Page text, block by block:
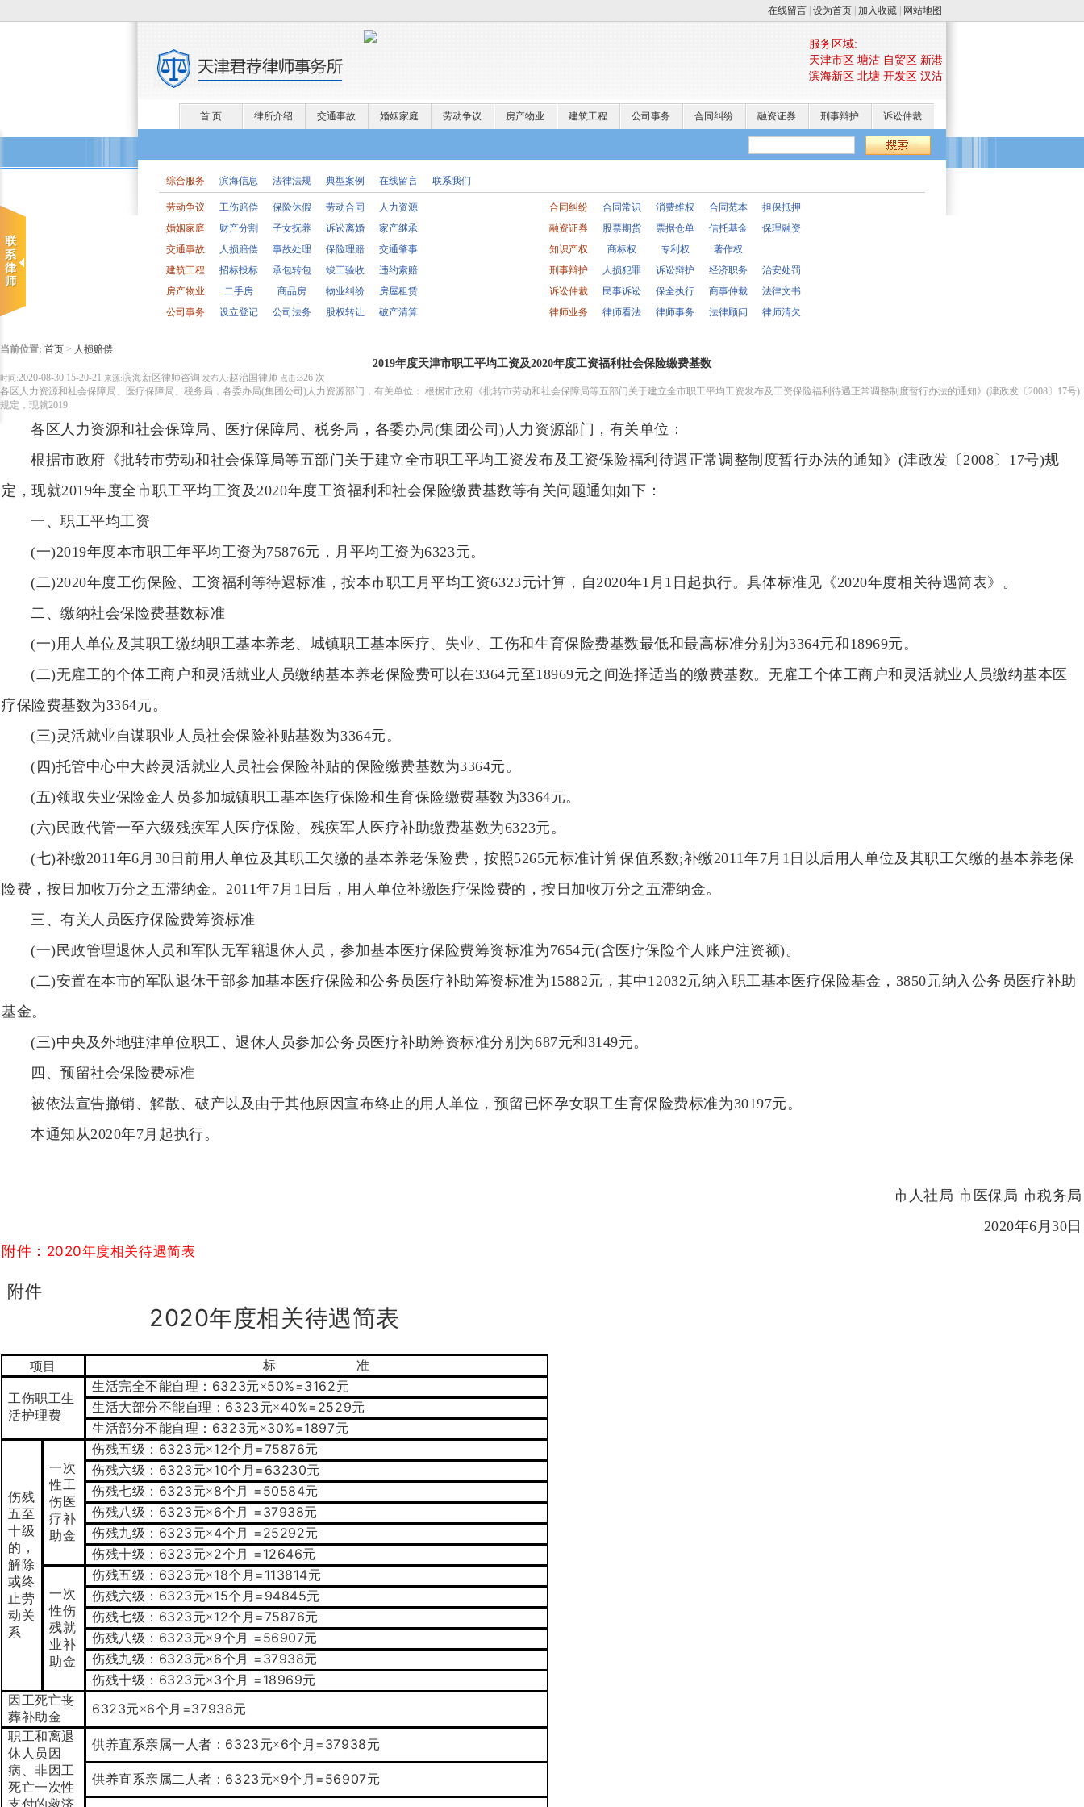
在线留言 设为首页 加入收藏 网站地图
服务区域:
天津市区 塘沽 自贸区 新港
滨海新区 北塘 开发区 汉沽
首 页 律所介绍 交通事故 婚姻家庭 劳动争议 房产物业 建筑工程 公司事务 合同纠纷 融资证券 刑事辩护 诉讼仲裁
综合服务 滨海信息 法律法规 典型案例 在线留言 联系我们
劳动争议 工伤赔偿 保险休假 劳动合同
人力资源
婚姻家庭
财产分割 子女抚养 诉讼离婚
家产继承
交通事故
人损赔偿 事故处理 保险理赔
交通肇事
建筑工程
招标投标 承包转包 竣工验收
违约索赔
房产物业
二手房 商品房 物业纠纷
房屋租赁
公司事务
设立登记 公司法务 股权转让 破产清算
合同纠纷 合同常识 消费维权 合同范本
担保抵押
融资证券
股票期货 票据仓单 信托基金
保理融资
知识产权
商标权 专利权
著作权
刑事辩护
人损犯罪 诉讼辩护 经济职务
治安处罚
诉讼仲裁
民事诉讼 保全执行 商事仲裁
法律文书
律师业务
律师看法 律师事务 法律顾问 律师清欠
当前位置: 首页 > 人损赔偿
2019年度天津市职工平均工资及2020年度工资福利社会保险缴费基数
时间:2020-08-30 15-20-21 来源:滨海新区律师咨询 发布人:赵治国律师 点击:326 次
各区人力资源和社会保障局、医疗保障局、税务局，各委办局(集团公司)人力资源部门，有关单位： 根据市政府《批转市劳动和社会保障局等五部门关于建立全市职工平均工资发布及工资保险福利待遇正常调整制度暂行办法的通知》(津政发〔2008〕17号)
规定，现就2019
各区人力资源和社会保障局、医疗保障局、税务局，各委办局(集团公司)人力资源部门，有关单位：
根据市政府《批转市劳动和社会保障局等五部门关于建立全市职工平均工资发布及工资保险福利待遇正常调整制度暂行办法的通知》(津政发〔2008〕17号)规
定，现就2019年度全市职工平均工资及2020年度工资福利和社会保险缴费基数等有关问题通知如下：
一、职工平均工资
(一)2019年度本市职工年平均工资为75876元，月平均工资为6323元。
(二)2020年度工伤保险、工资福利等待遇标准，按本市职工月平均工资6323元计算，自2020年1月1日起执行。具体标准见《2020年度相关待遇简表》。
二、缴纳社会保险费基数标准
(一)用人单位及其职工缴纳职工基本养老、城镇职工基本医疗、失业、工伤和生育保险费基数最低和最高标准分别为3364元和18969元。
(二)无雇工的个体工商户和灵活就业人员缴纳基本养老保险费可以在3364元至18969元之间选择适当的缴费基数。无雇工个体工商户和灵活就业人员缴纳基本医
疗保险费基数为3364元。
(三)灵活就业自谋职业人员社会保险补贴基数为3364元。
(四)托管中心中大龄灵活就业人员社会保险补贴的保险缴费基数为3364元。
(五)领取失业保险金人员参加城镇职工基本医疗保险和生育保险缴费基数为3364元。
(六)民政代管一至六级残疾军人医疗保险、残疾军人医疗补助缴费基数为6323元。
(七)补缴2011年6月30日前用人单位及其职工欠缴的基本养老保险费，按照5265元标准计算保值系数;补缴2011年7月1日以后用人单位及其职工欠缴的基本养老保
险费，按日加收万分之五滞纳金。2011年7月1日后，用人单位补缴医疗保险费的，按日加收万分之五滞纳金。
三、有关人员医疗保险费筹资标准
(一)民政管理退休人员和军队无军籍退休人员，参加基本医疗保险费筹资标准为7654元(含医疗保险个人账户注资额)。
(二)安置在本市的军队退休干部参加基本医疗保险和公务员医疗补助筹资标准为15882元，其中12032元纳入职工基本医疗保险基金，3850元纳入公务员医疗补助
基金。
(三)中央及外地驻津单位职工、退休人员参加公务员医疗补助筹资标准分别为687元和3149元。
四、预留社会保险费标准
被依法宣告撤销、解散、破产以及由于其他原因宣布终止的用人单位，预留已怀孕女职工生育保险费标准为30197元。
本通知从2020年7月起执行。
市人社局 市医保局 市税务局
2020年6月30日
附件： 2020年度相关待遇简表
附件
2020年度相关待遇简表
项目 标 准
工伤职工生
活护理费
生活完全不能自理： 6323元×50%=3162元
生活大部分不能自理： 6323元×40%=2529元
生活部分不能自理： 6323元×30%=1897元
伤残
五至
十级
的，
解除
或终
止劳
动关
系
一次
性工
伤医
疗补
助金
伤残五级： 6323元×12个月 =75876元
伤残六级： 6323元×10个月 =63230元
伤残七级： 6323元×8个月 =50584元
伤残八级： 6323元×6个月 =37938元
伤残九级： 6323元×4个月 =25292元
伤残十级： 6323元×2个月 =12646元
一次
性伤
残就
业补
助金
伤残五级： 6323元×18个月 =113814元
伤残六级： 6323元×15个月 =94845元
伤残七级： 6323元×12个月 =75876元
伤残八级： 6323元×9个月 =56907元
伤残九级： 6323元×6个月 =37938元
伤残十级： 6323元×3个月 =18969元
因工死亡丧
葬补助金
6323元×6个月 =37938元
职工和离退
休人员因
病、非因工
死亡一次性
支付的救济
供养直系亲属一人者： 6323元×6个月 =37938元
供养直系亲属二人者： 6323元×9个月 =56907元